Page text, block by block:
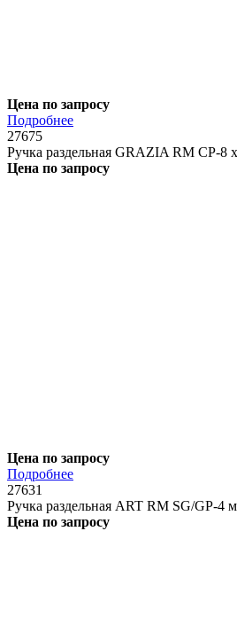
Цена по запросу
Подробнее
27675
Ручка раздельная GRAZIA RM CP-8
Цена по запросу
Цена по запросу
Подробнее
27631
Ручка раздельная ART RM SG/GP-4
Цена по запросу